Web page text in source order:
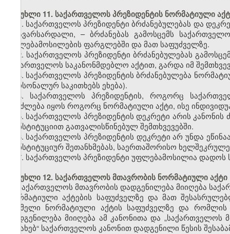
მუხლი 11. საქართველოს პრეზიდენტის ნორმატიული
1. საქართველოს პრეზიდენტი ბრძანებულებას და
მთავარსარდალი, – ბრძანებას გამოსცემს
უფლებამოსილების ფარგლებში და მათ საფუძველზე.
2. საქართველოს პრეზიდენტი ბრძანებულებას
საქართველოს საკანონმდებლო აქტით, გარდა იმ
3. საქართველოს პრეზიდენტის ბრძანებულება
პერსონალურ საკითხებს ეხება).
4. საქართველოს პრეზიდენტის, როგორც
შეიძლება იყოს როგორც ნორმატიული აქტი, ისე
5. საქართველოს პრეზიდენტის დეკრეტი არის
კონსტიტუციით გათვალისწინებულ შემთხვევებში.
6. საქართველოს პრეზიდენტის დეკრეტი არ უნდა
კონსტიტუციურ შეთანხმებას, საერთაშორისო
7. საქართველოს პრეზიდენტი უფლებამოსილია დადოს
მუხლი 12. საქართველოს მთავრობის ნორმატიული აქტი
საქართველოს მთავრობის დადგენილება მიიღება
ნორმატიული აქტების საფუძველზე და მათ
რომელი ნორმატიული აქტის საფუძველზე და
დადგენილება მიიღება ამ კანონითა და
შესახებ“ საქართველოს კანონით დადგენილი წესის